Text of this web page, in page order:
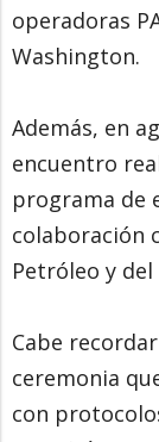
operadoras
Washington.
Además, en
encuentro
programa de
colaboración
Petróleo y del
Cabe
ceremonia
con